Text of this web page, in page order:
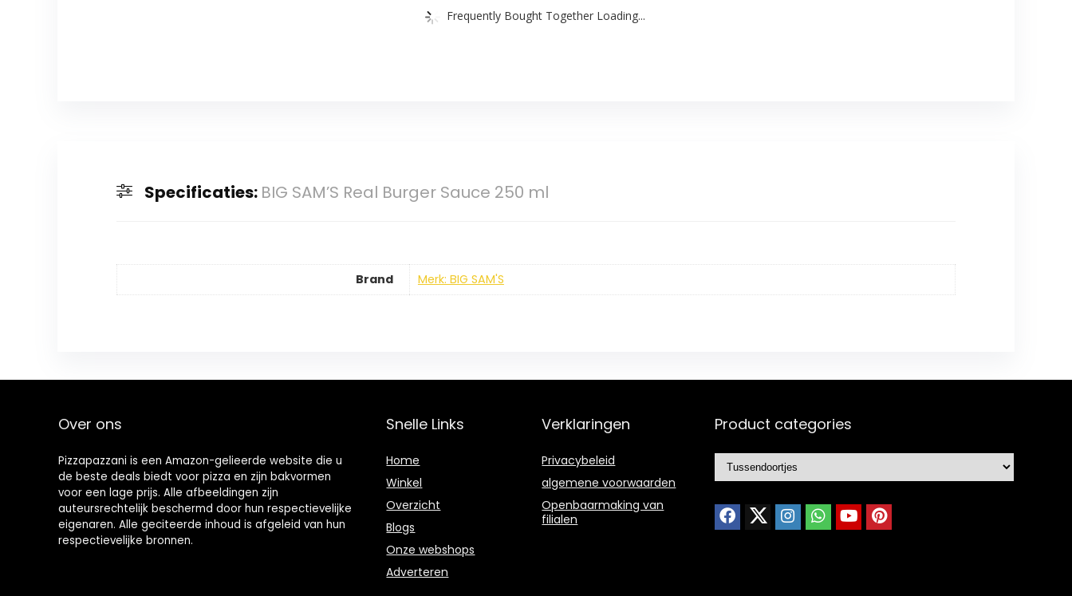
Frequently Bought Together Loading...
Specificaties: BIG SAM’S Real Burger Sauce 250 ml
Brand Merk: BIG SAM'S
Over ons
Pizzapazzani is een Amazon-gelieerde website die u
de beste deals biedt voor pizza en zijn bakvormen
voor een lage prijs. Alle afbeeldingen zijn
auteursrechtelijk beschermd door hun respectievelijke
eigenaren. Alle geciteerde inhoud is afgeleid van hun
respectievelijke bronnen.
Snelle Links
Home
Winkel
Overzicht
Blogs
Onze webshops
Adverteren
Verklaringen
Privacybeleid
algemene voorwaarden
Openbaarmaking van
filialen
Product categories